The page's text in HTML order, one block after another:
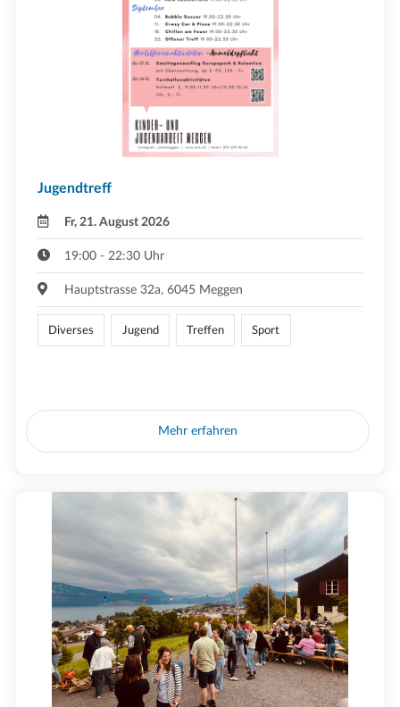
Jugendtreff
Fr, 21. August 2026
19:00 - 22:30 Uhr
Hauptstrasse 32a, 6045 Meggen
Diverses Jugend Treffen Sport
Mehr erfahren